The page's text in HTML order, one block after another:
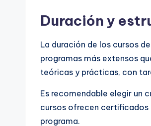
Duración y
La duración de los cursos
programas más extensos
teóricas y prácticas, con
Es recomendable elegir un
cursos ofrecen certificados
programa.